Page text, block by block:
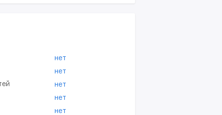
нет
нет
нет
нет
нет